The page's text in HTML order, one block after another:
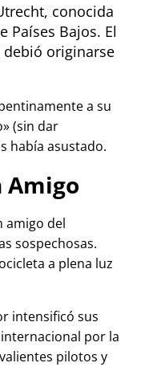
conocida
Países Bajos. El
originarse
a su
(sin dar
había asustado.
Amigo
amigo del
sospechosas.
a plena luz
intensificó sus
por la
pilotos y